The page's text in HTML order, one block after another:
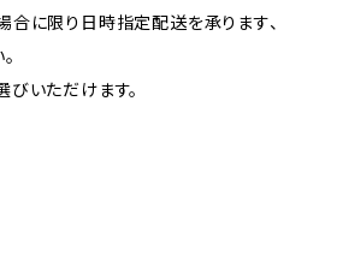
に限り日時指定配送を承ります、
いただけます。